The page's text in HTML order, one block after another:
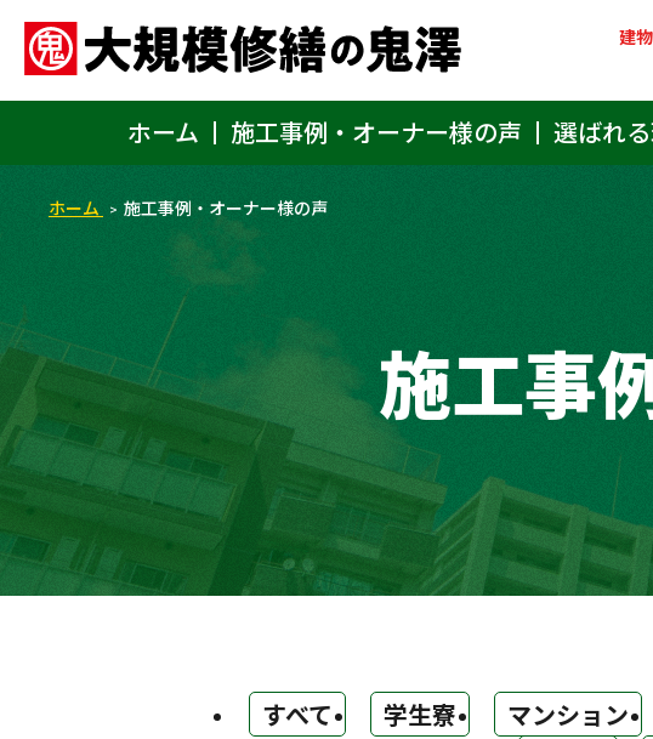
建
ホーム
施工事例・オーナー様の声 選ばれ
ホーム 施工事例・オーナー様の声
施工事
すべて 学生寮 マンション